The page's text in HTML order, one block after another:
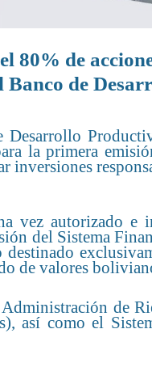
80% de
Banco de
Desarrollo
la primera
vez autorizado e
del Sistema
de valores
de
así como el